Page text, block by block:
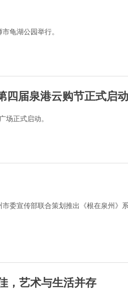
龟湖公园举行。
四届泉港云购节正式启动
场正式启动。
委宣传部联合策划推出《根在泉州》
，艺术与生活并存